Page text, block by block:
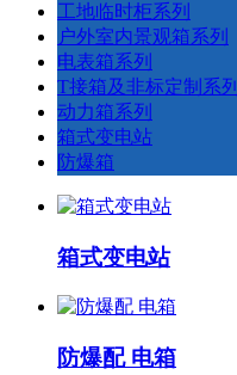
工地临时柜系列
户外室内景观箱系列
电表箱系列
T接箱及非标定制系列
动力箱系列
箱式变电站
防爆箱
箱式变电站
防爆配 电箱